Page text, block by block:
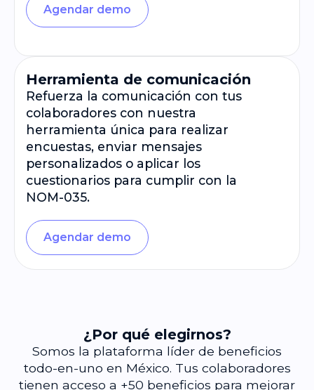
Agendar demo
Herramienta de comunicación
Refuerza la comunicación con tus
colaboradores con nuestra
herramienta única para realizar
encuestas, enviar mensajes
personalizados o aplicar los
cuestionarios para cumplir con la
NOM-035.
Agendar demo
¿Por qué elegirnos?
Somos la plataforma líder de beneficios
todo-en-uno en México. Tus colaboradores
tienen acceso a +50 beneficios para mejorar